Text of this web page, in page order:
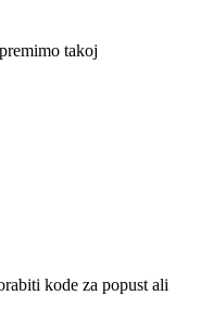
takoj
kode za popust ali